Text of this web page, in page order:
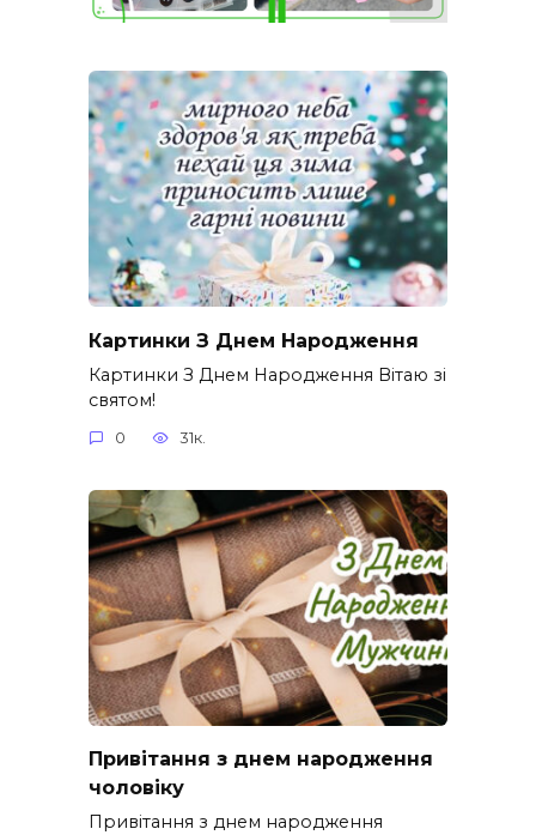
Картинки З Днем Народження
Картинки З Днем Народження Вітаю зі
святом!
0 31к.
Привітання з днем народження
чоловіку
Привітання з днем народження